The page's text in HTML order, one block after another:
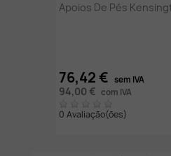
Apoios De Pés
76,42 € sem IVA
94,00 € com IVA
0 Avaliação(ões)